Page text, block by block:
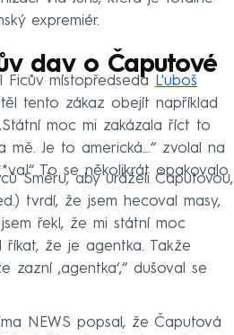
expremiér.
dav o Čaputové
místopředseda
L'uboš
tento zákaz obejít například
moc mi zakázala říct to
Je to americká...“ zvolal na
To se několikrát opakovalo.
Směru, aby uráželi Čaputovou,
tvrdí, že jsem hecoval masy,
řekl, že mi státní moc
že je agentka. Takže
zazní ‚agentka‘,“ dušoval se
NEWS popsal, že Čaputová